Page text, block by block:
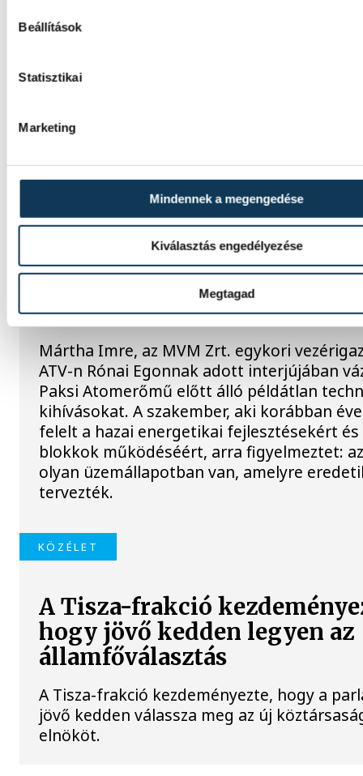
Beállítások
Statisztikai
Marketing
Mindennek a megengedése
Kiválasztás engedélyezése
Megtagad
Sorra kerülnek elő
motorkerékpárbukkant elő a Batthyány
akna került elő.
KÖZÉLET
Késéltánc a Dunán: Mi
leáll Paks?
Mártha Imre, az MVM Zrt. egykori
ATV-n Rónai Egonnak adott interjújában
Paksi Atomerőmű előtt álló példátlan
kihívásokat. A szakember, aki korábban
felelt a hazai energetikai fejlesztésekért és
blokkok működéséért, arra figyelmeztet:
olyan üzemállapotban van, amelyre
tervezték.
KÖZÉLET
A Tisza-frakció
hogy jövő kedden legyen az
államfőválasztás
A Tisza-frakció kezdeményezte, hogy a
jövő kedden válassza meg az új
elnököt.